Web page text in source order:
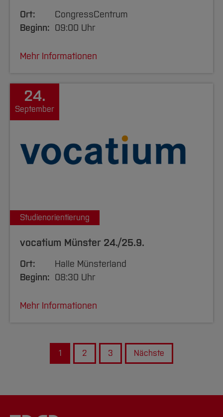
Ort:
CongressCentrum
Beginn: 09:00 Uhr
Mehr Informationen
Studienorientierung
24.
September
vocatium Münster 24./25.9.
Ort:
Halle Münsterland
Beginn: 08:30 Uhr
Mehr Informationen
1 2 3 Nächste